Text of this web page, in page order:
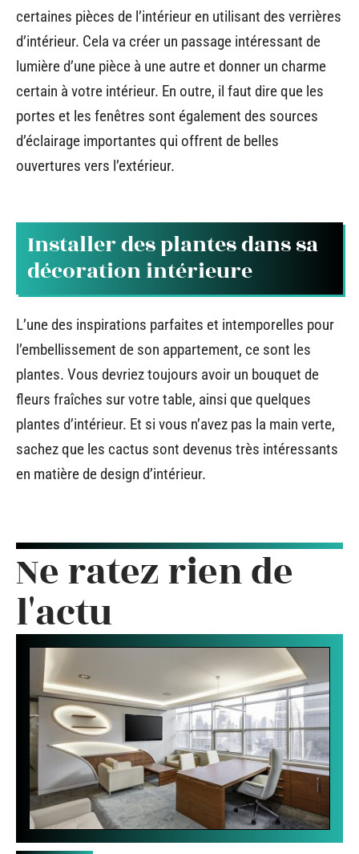
certaines pièces de l’intérieur en utilisant des verrières
d’intérieur. Cela va créer un passage intéressant de
lumière d’une pièce à une autre et donner un charme
certain à votre intérieur. En outre, il faut dire que les
portes et les fenêtres sont également des sources
d’éclairage importantes qui offrent de belles
ouvertures vers l’extérieur.
Installer des plantes dans sa
décoration intérieure
L’une des inspirations parfaites et intemporelles pour
l’embellissement de son appartement, ce sont les
plantes. Vous devriez toujours avoir un bouquet de
fleurs fraîches sur votre table, ainsi que quelques
plantes d’intérieur. Et si vous n’avez pas la main verte,
sachez que les cactus sont devenus très intéressants
en matière de design d’intérieur.
Ne ratez rien de
l'actu